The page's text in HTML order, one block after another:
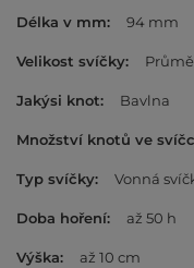
Délka v mm 94 mm
Velikost svíčky
Jakýsi knot Bavlna
Množství knotů ve
Typ svíčky Vonná
Doba hoření až 50 h
Výška až 10 cm